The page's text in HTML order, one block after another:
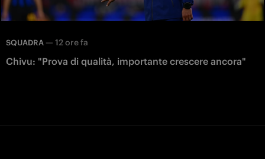
SQUADRA — 12 ore fa
Chivu: "Prova di qualità, importante crescere ancora"